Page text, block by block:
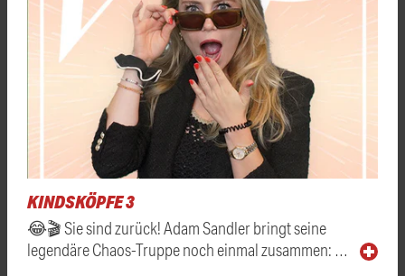
KINDSKÖPFE 3
😂🎬 Sie sind zurück! Adam Sandler bringt seine
legendäre Chaos-Truppe noch einmal zusammen: …